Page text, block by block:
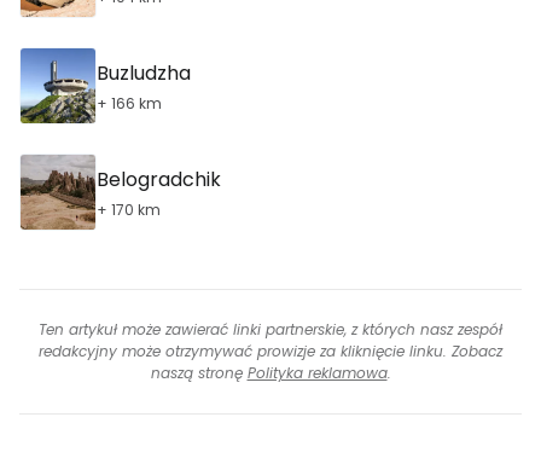
Buzludzha
+ 166 km
Belogradchik
+ 170 km
Ten artykuł może zawierać linki partnerskie, z których nasz zespół
redakcyjny może otrzymywać prowizje za kliknięcie linku. Zobacz
naszą stronę Polityka reklamowa.